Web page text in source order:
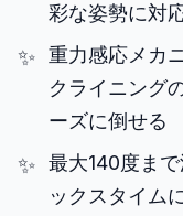
彩な姿勢に対
重力感応メカ
クライニング
ーズに倒せる
最大140度ま
ックスタイム